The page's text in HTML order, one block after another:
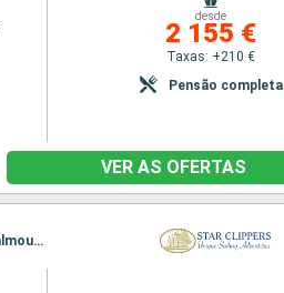
desde
2 155 €
Taxas: +210 €
Pensão completa
VER AS OFERTAS
Itinerário : Philippsburg, Charlestown, Cabrits, Terre de Haut - Ilha dos Santos, Deshaies, Falmouth, South Friar s (praia), Basseterre (St Kitts), Philippsburg